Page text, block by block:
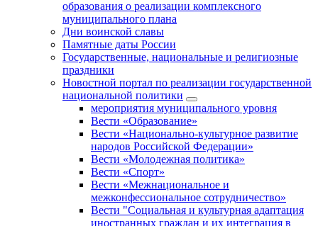
образования о реализации комплексного
муниципального плана
Дни воинской славы
Памятные даты России
Государственные, национальные и религиозные
праздники
Новостной портал по реализации государственной
национальной политики
мероприятия муниципального уровня
Вести «Образование»
Вести «Национально-культурное развитие
народов Российской Федерации»
Вести «Молодежная политика»
Вести «Спорт»
Вести «Межнациональное и
межконфессиональное сотрудничество»
Вести "Социальная и культурная адаптация
иностранных граждан и их интеграция в